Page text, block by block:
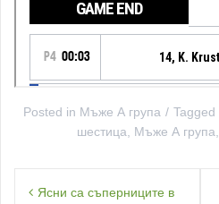
Posted in Мъже А група Tagged
шестица, Мъже А група,
Навигация
Ясни са съперниците в